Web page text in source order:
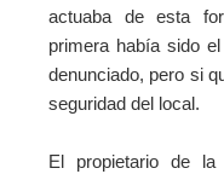
actuaba de esta
primera había sido
denunciado, pero si
seguridad del local.
El propietario de